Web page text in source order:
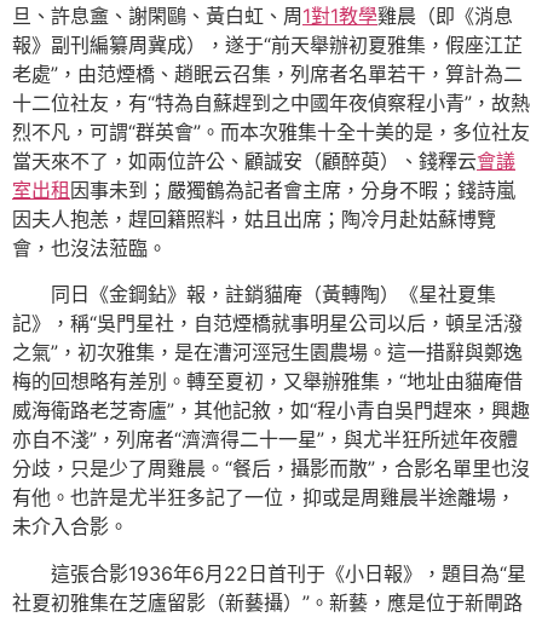
旦、許息盦、謝閑鷗、黃白虹、周1對1教學雞晨（即《消息
報》副刊編纂周冀成），遂于“前天舉辦初夏雅集，假座江芷
老處”，由范煙橋、趙眠云召集，列席者名單若干，算計為二
十二位社友，有“特為自蘇趕到之中國年夜偵察程小青”，故熱
烈不凡，可謂“群英會”。而本次雅集十全十美的是，多位社友
當天來不了，如兩位許公、顧誠安（顧醉萸）、錢釋云會議
室出租因事未到；嚴獨鶴為記者會主席，分身不暇；錢詩嵐
因夫人抱恙，趕回籍照料，姑且出席；陶冷月赴姑蘇博覽
會，也沒法蒞臨。
同日《金鋼鉆》報，註銷貓庵（黃轉陶）《星社夏集
記》，稱“吳門星社，自范煙橋就事明星公司以后，頓呈活潑
之氣”，初次雅集，是在漕河涇冠生園農場。這一措辭與鄭逸
梅的回想略有差別。轉至夏初，又舉辦雅集，“地址由貓庵借
威海衛路老芝寄廬”，其他記敘，如“程小青自吳門趕來，興趣
亦自不淺”，列席者“濟濟得二十一星”，與尤半狂所述年夜體
分歧，只是少了周雞晨。“餐后，攝影而散”，合影名單里也沒
有他。也許是尤半狂多記了一位，抑或是周雞晨半途離場，
未介入合影。
這張合影1936年6月22日首刊于《小日報》，題目為“星
社夏初雅集在芝廬留影（新藝攝）”。新藝，應是位于新閘路